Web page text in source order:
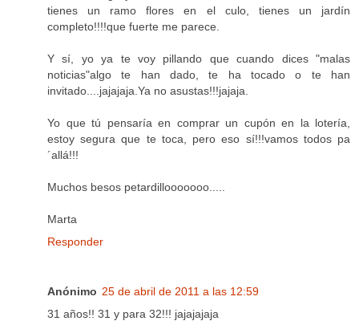
tienes un ramo flores en el culo, tienes un jardín
completo!!!!que fuerte me parece.
Y sí, yo ya te voy pillando que cuando dices "malas
noticias"algo te han dado, te ha tocado o te han
invitado....jajajaja.Ya no asustas!!!jajaja.
Yo que tú pensaría en comprar un cupón en la lotería,
estoy segura que te toca, pero eso sí!!!vamos todos pa
´allá!!!
Muchos besos petardillooooooo.....
Marta
Responder
Anónimo 25 de abril de 2011 a las 12:59
31 años!! 31 y para 32!!! jajajajaja